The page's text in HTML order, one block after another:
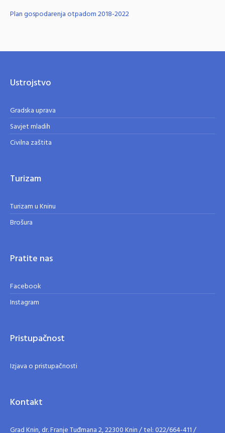
Plan gospodarenja otpadom 2018-2022
Ustrojstvo
Gradska uprava
Savjet mladih
Civilna zaštita
Turizam
Turizam u Kninu
Brošura
Pratite nas
Facebook
Instagram
Pristupačnost
Izjava o pristupačnosti
Kontakt
Grad Knin, dr. Franje Tuđmana 2, 22300 Knin / tel: 022/664-411 /